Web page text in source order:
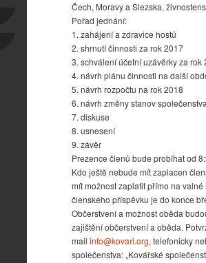
Čech, Moravy a Slezska,
Pořad jednání:
1. zahájení a zdravice hostů
2. shrnutí činnosti za rok 2017
3. schválení účetní uzávěrky za rok
4. návrh plánu činnosti na další
5. návrh rozpočtu na rok 2018
6. návrh změny stanov
7. diskuse
8. usnesení
9. závěr
Prezence členů bude probíhat od
Kdo ještě nebude mít zaplacen
mít možnost zaplatit přímo na
členského příspěvku je do konce
Občerstvení a možnost oběda
zajištění občerstvení a oběda.
mail info@kovari.org, telefonicky
společenstva: „Kovářské